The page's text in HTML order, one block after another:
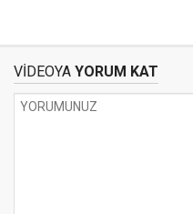
VİDEOYA YORUM KAT